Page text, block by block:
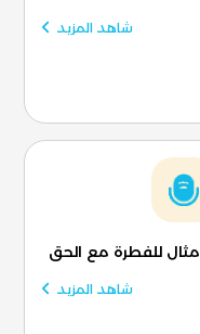
شاهد المزيد
مثال للفطرة مع الحق
شاهد المزيد